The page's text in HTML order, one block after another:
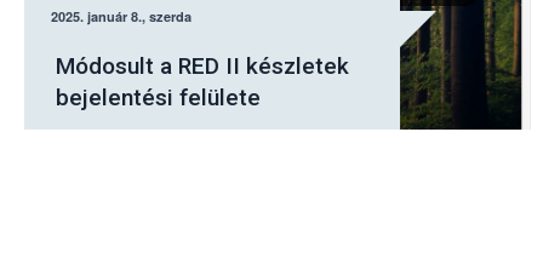
elektronikus felületén kell
jelenteni a fásításban
tervezett fakitermeléseket